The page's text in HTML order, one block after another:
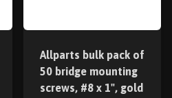
Allparts bulk pack of
50 bridge mounting
screws, #8 x 1", gold